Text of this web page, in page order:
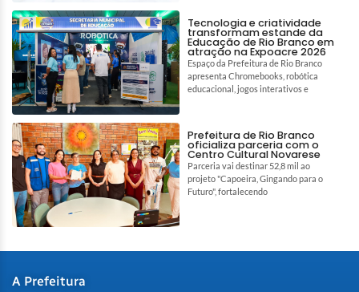
Tecnologia e criatividade
transformam estande da
Educação de Rio Branco em
atração na Expoacre 2026
Espaço da Prefeitura de Rio Branco
apresenta Chromebooks, robótica
educacional, jogos interativos e
Prefeitura de Rio Branco
oficializa parceria com o
Centro Cultural Novarese
Parceria vai destinar 52,8 mil ao
projeto "Capoeira, Gingando para o
Futuro", fortalecendo
A Prefeitura